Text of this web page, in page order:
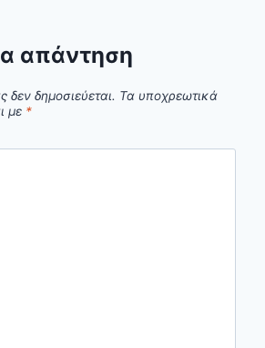
απάντηση
δεν δημοσιεύεται. Τα υποχρεωτικά
με *